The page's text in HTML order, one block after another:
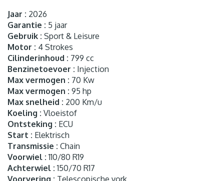
Jaar : 2026
Garantie : 5 jaar
Gebruik : Sport & Leisure
Motor : 4 Strokes
Cilinderinhoud : 799 cc
Benzinetoevoer : Injection
Max vermogen : 70 Kw
Max vermogen : 95 hp
Max snelheid : 200 Km/u
Koeling : Vloeistof
Ontsteking : ECU
Start : Elektrisch
Transmissie : Chain
Voorwiel : 110/80 R19
Achterwiel : 150/70 R17